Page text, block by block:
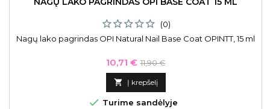
(0)
Nagų lako pagrindas OPI Natural Nail Base Coat OPINTT, 15 ml
Kaina
10,71 € Bazinė
kaina
11,90 €
 Į krepšelį
 Turime sandėlyje